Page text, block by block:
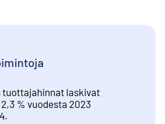
tuottajahinnat laskivat
% vuodesta 2023